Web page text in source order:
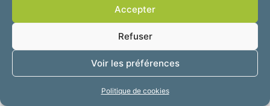
Accepter
Refuser
Voir les préférences
Politique de cookies
Mentions légales
Plan du site
Confidentialité
2025 © Propulsé par
Utopia